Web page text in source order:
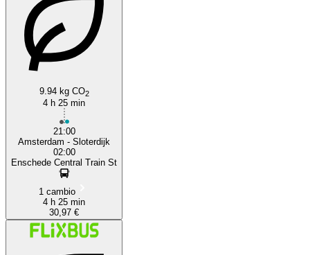
9.94 kg CO2
4 h 25 min
21:00
Amsterdam - Sloterdijk
02:00
Enschede Central Train St
1 cambio
4 h 25 min
30,97 €